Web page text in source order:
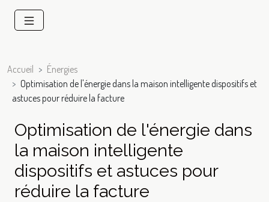
Accueil
Énergies
Optimisation de l'énergie dans la maison intelligente dispositifs et
astuces pour réduire la facture
Optimisation de l'énergie dans
la maison intelligente
dispositifs et astuces pour
réduire la facture